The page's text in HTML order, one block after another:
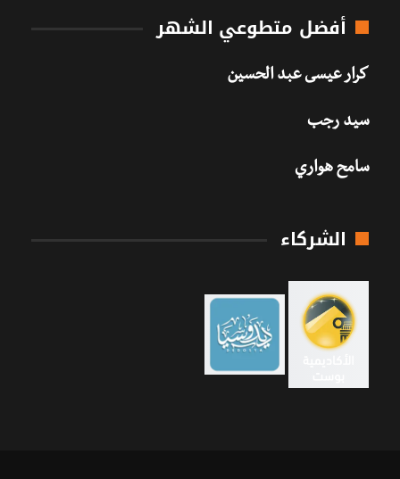
أفضل متطوعي الشهر
كرار عيسى عبد الحسين
سيد رجب
سامح هواري
الشركاء